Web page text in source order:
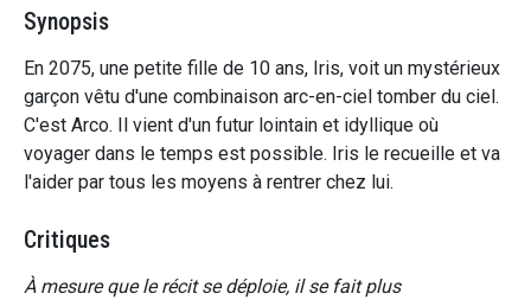
Synopsis
En 2075, une petite fille de 10 ans, Iris, voit un mystérieux
garçon vêtu d'une combinaison arc-en-ciel tomber du ciel.
C'est Arco. Il vient d'un futur lointain et idyllique où
voyager dans le temps est possible. Iris le recueille et va
l'aider par tous les moyens à rentrer chez lui.
Critiques
À mesure que le récit se déploie, il se fait plus